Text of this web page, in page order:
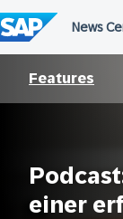
Features
einer